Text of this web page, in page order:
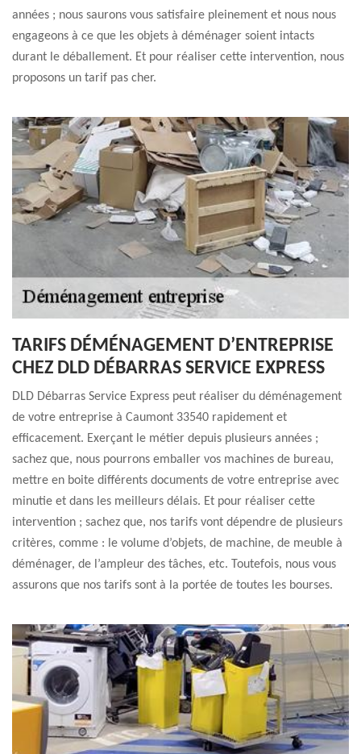
années ; nous saurons vous satisfaire pleinement et nous nous
engageons à ce que les objets à déménager soient intacts
durant le déballement. Et pour réaliser cette intervention, nous
proposons un tarif pas cher.
TARIFS DÉMÉNAGEMENT D’ENTREPRISE
CHEZ DLD DÉBARRAS SERVICE EXPRESS
DLD Débarras Service Express peut réaliser du déménagement
de votre entreprise à Caumont 33540 rapidement et
efficacement. Exerçant le métier depuis plusieurs années ;
sachez que, nous pourrons emballer vos machines de bureau,
mettre en boite différents documents de votre entreprise avec
minutie et dans les meilleurs délais. Et pour réaliser cette
intervention ; sachez que, nos tarifs vont dépendre de plusieurs
critères, comme : le volume d’objets, de machine, de meuble à
déménager, de l’ampleur des tâches, etc. Toutefois, nous vous
assurons que nos tarifs sont à la portée de toutes les bourses.